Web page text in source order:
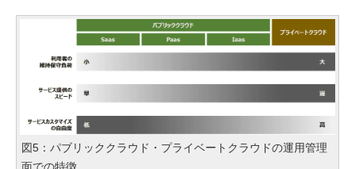
図5：パブリッククラウド・プライベートクラウドの運用管理